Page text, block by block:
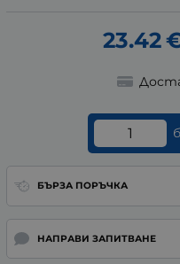
23.42
БЪРЗА ПОРЪЧКА
НАПРАВИ ЗАПИТВАНЕ